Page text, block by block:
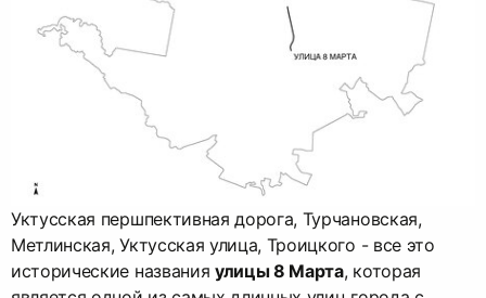
Уктусская першпективная дорога, Турчановская,
Метлинская, Уктусская улица, Троицкого - все это
исторические названия улицы 8 Марта, которая